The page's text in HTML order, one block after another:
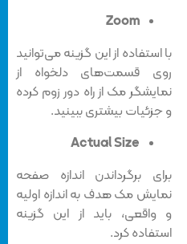
Zoom
با استفاده از این گزینه می‌توانید
روی قسمت‌های دلخواه از
نمایشگر مک از راه دور زوم کرده
و جزئیات بیشتری ببینید.
Actual Size
برای برگرداندن اندازه صفحه
نمایش مک هدف به اندازه اولیه
و واقعی، باید از این گزینه
استفاده کرد.